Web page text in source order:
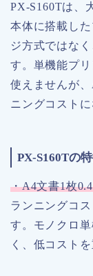
PX-S160Tは、
本体に搭載し
ジ方式ではな
す。単機能プ
使えませんが
ニングコストに
PX-S160Tの
・A4文書1枚
ランニングコ
す。モノクロ
く、低コスト